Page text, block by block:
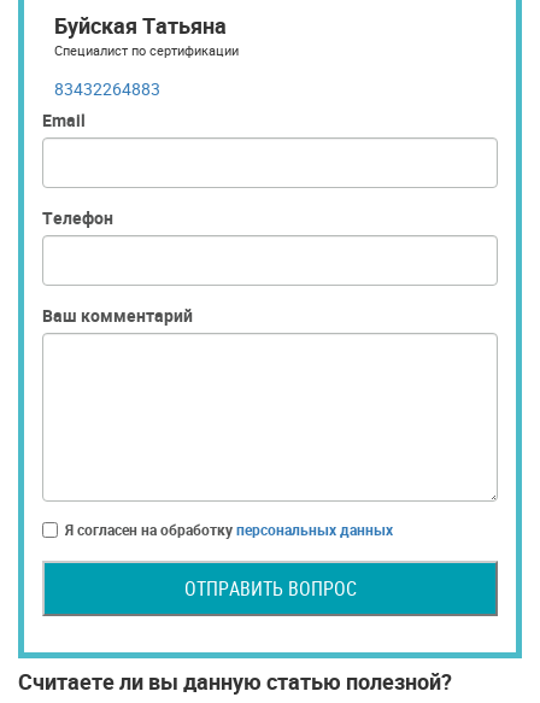
Буйская Татьяна
Специалист по сертификации
83432264883
Email
Телефон
Ваш комментарий
Я согласен на обработкуперсональных данных
ОТПРАВИТЬ ВОПРОС
Считаете ли вы данную статью полезной?